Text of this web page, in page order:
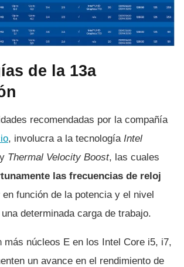
de la 13a
recomendadas por la compañía
, involucra a la tecnología Intel
y Thermal Velocity Boost, las cuales
las frecuencias de reloj
en función de la potencia y el nivel
determinada carga de trabajo.
más núcleos E en los Intel Core i5, i7,
un avance en el rendimiento de